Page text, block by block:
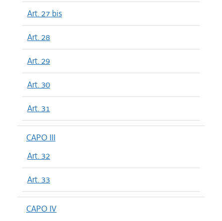
Art. 27 bis
Art. 28
Art. 29
Art. 30
Art. 31
CAPO III
Art. 32
Art. 33
CAPO IV